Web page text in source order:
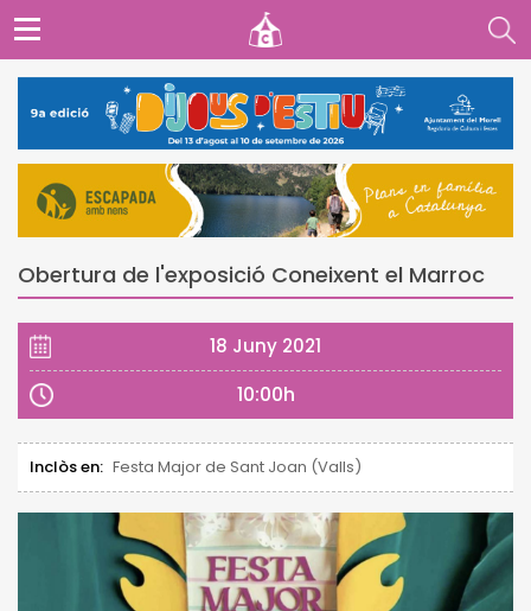
Obertura de l'exposició Coneixent el Marroc
18 Juny 2021
10:00h
Inclòs en: Festa Major de Sant Joan (Valls)